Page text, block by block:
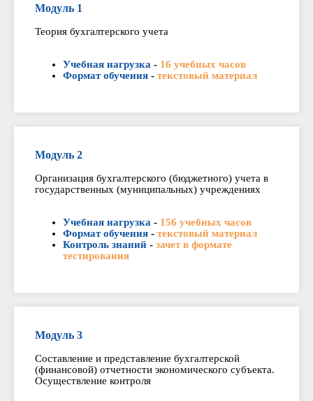
Модуль 1
Теория бухгалтерского учета
Учебная нагрузка - 16 учебных часов
Формат обучения - текстовый материал
Модуль 2
Организация бухгалтерского (бюджетного) учета в
государственных (муниципальных) учреждениях
Учебная нагрузка - 156 учебных часов
Формат обучения - текстовый материал
Контроль знаний - зачет в формате
тестирования
Модуль 3
Составление и представление бухгалтерской
(финансовой) отчетности экономического субъекта.
Осуществление контроля